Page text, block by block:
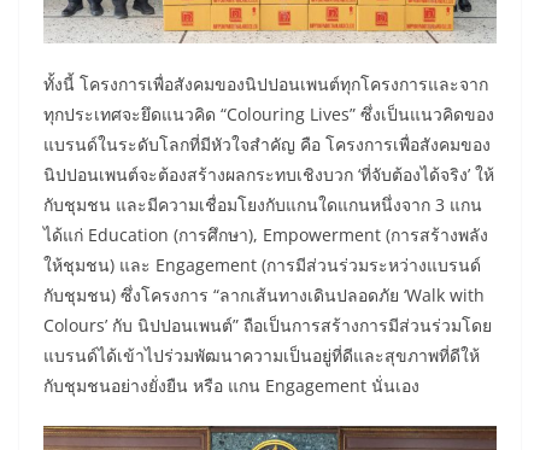
ทั้งนี้ โครงการเพื่อสังคมของนิปปอนเพนต์ทุกโครงการและจาก
ทุกประเทศจะยึดแนวคิด “Colouring Lives” ซึ่งเป็นแนวคิดของ
แบรนด์ในระดับโลกที่มีหัวใจสำคัญ คือ โครงการเพื่อสังคมของ
นิปปอนเพนต์จะต้องสร้างผลกระทบเชิงบวก ‘ที่จับต้องได้จริง’ ให้
กับชุมชน และมีความเชื่อมโยงกับแกนใดแกนหนึ่งจาก 3 แกน
ได้แก่ Education (การศึกษา), Empowerment (การสร้างพลัง
ให้ชุมชน) และ Engagement (การมีส่วนร่วมระหว่างแบรนด์
กับชุมชน) ซึ่งโครงการ “ลากเส้นทางเดินปลอดภัย ‘Walk with
Colours’ กับ นิปปอนเพนต์” ถือเป็นการสร้างการมีส่วนร่วมโดย
แบรนด์ได้เข้าไปร่วมพัฒนาความเป็นอยู่ที่ดีและสุขภาพที่ดีให้
กับชุมชนอย่างยั่งยืน หรือ แกน Engagement นั่นเอง